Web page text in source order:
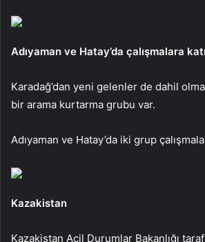
Adıyaman ve Hatay’da çalışmalara
Karadağ’dan yeni gelenler de dahil
bir arama kurtarma grubu var.
Adıyaman ve Hatay’da iki grup
Kazakistan
Kazakistan Acil Durumlar Bakanlığı